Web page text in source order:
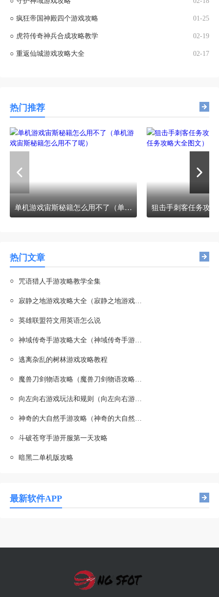
○ 疯狂帝国神殿四个游戏攻略 01-25
○ 虎符传奇神兵合成攻略教学 02-19
○ 重返仙城游戏攻略大全 02-17
热门推荐
单机游戏宙斯秘籍怎么用不了（单机游戏宙斯秘籍怎么用不了呢）
热门文章
○ 咒语猎人手游攻略教学全集
○ 寂静之地游戏攻略大全（寂静之地游戏攻略大全图文）
○ 英雄联盟符文用英语怎么说
○ 神域传奇手游攻略大全（神域传奇手游攻略大全图文）
○ 逃离杂乱的树林游戏攻略教程
○ 魔兽刀剑物语攻略（魔兽刀剑物语攻略图文）
○ 向左向右游戏玩法和规则（向左向右游戏玩法和规则是什么）
○ 神奇的大自然手游攻略（神奇的大自然手游攻略视频）
○ 斗破苍穹手游开服第一天攻略
○ 暗黑二单机版攻略
最新软件APP